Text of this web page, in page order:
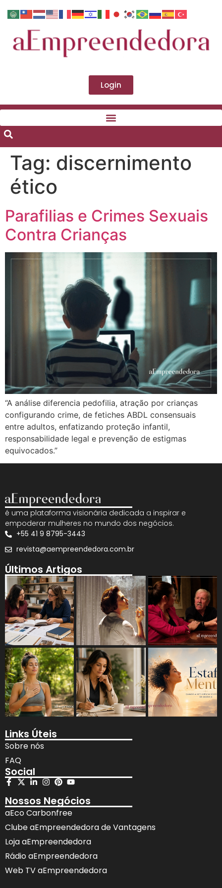
Login
Tag: discernimento
ético
Parafilias e Crimes Sexuais
Contra Crianças
“A análise diferencia pedofilia, atração por crianças
configurando crime, de fetiches ABDL consensuais
entre adultos, enfatizando proteção infantil,
responsabilidade legal e prevenção de estigmas
equivocados.”
é uma plataforma visionária dedicada a inspirar e
empoderar mulheres no mundo dos negócios.
+55 41 9 8795-3443
revista@aempreendedora.com.br
Últimos Artigos
Links Úteis
Sobre nós
FAQ
Social
Nossos Negócios
aEco Carbonfree
Clube aEmpreendedora de Vantagens
Loja aEmpreendedora
Rádio aEmpreendedora
Web TV aEmpreendedora